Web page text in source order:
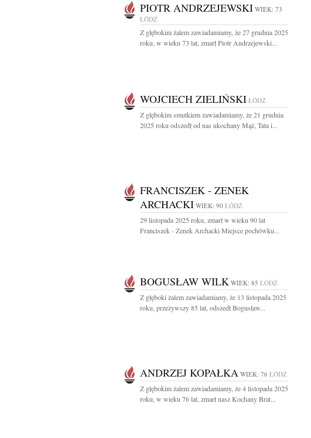
PIOTR ANDRZEJEWSKI WIEK: 73
ŁÓDŹ
Z głębokim żalem zawiadamiamy, że 27 grudnia 2025
roku, w wieku 73 lat, zmarł Piotr Andrzejewski...
WOJCIECH ZIELIŃSKI ŁÓDŹ
Z głębokim smutkiem zawiadamiamy, że 21 grudnia
2025 roku odszedł od nas ukochany Mąż, Tata i...
FRANCISZEK - ZENEK
ARCHACKI WIEK: 90 ŁÓDŹ
29 listopada 2025 roku, zmarł w wieku 90 lat
Franciszek - Zenek Archacki Miejsce pochówku...
BOGUSŁAW WILK WIEK: 85 ŁÓDŹ
Z głęboki żalem zawiadamiamy, że 13 listopada 2025
roku, przeżywszy 85 lat, odszedł Bogusław...
ANDRZEJ KOPAŁKA WIEK: 76 ŁÓDŹ
Z głębokim żalem zawiadamiamy, że 4 listopada 2025
roku, w wieku 76 lat, zmarł nasz Kochany Brat...